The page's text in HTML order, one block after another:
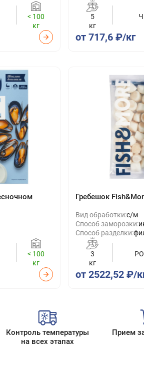
< 100
кг
5
кг
от 717,6 ₽/кг
< 100
кг
Гребешок
Вид обработки:с/м
Способ заморозки:
Способ разделки:
3
кг
от 2522,52 ₽/
Контроль температуры
на всех этапах
Прием